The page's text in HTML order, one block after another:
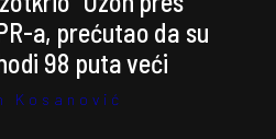
a, prećutao da su
98 puta veći
Kosanović